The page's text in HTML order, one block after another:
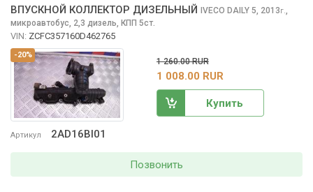
-20%
Артикул 2AD16BI01
ВПУСКНОЙ КОЛЛЕКТОР ДИЗЕЛЬНЫЙ IVECO DAILY 5, 2013г.,
микроавтобус, 2,3 дизель, КПП 5ст.
VIN: ZCFC357160D462765
1 260.00 RUR
1 008.00 RUR
Купить
Позвонить